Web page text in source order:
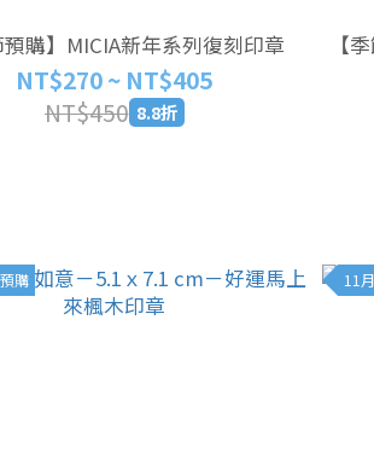
預購】MICIA新年系列復刻印章
NT$270 ~ NT$405
NT$450 8.8折
【
購 11